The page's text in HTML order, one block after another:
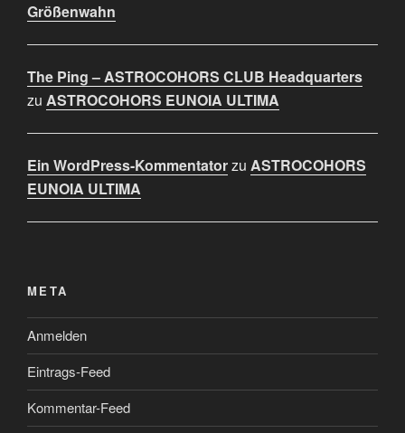
Größenwahn
The Ping – ASTROCOHORS CLUB Headquarters
zu ASTROCOHORS EUNOIA ULTIMA
Ein WordPress-Kommentatorzu ASTROCOHORS
EUNOIA ULTIMA
META
Anmelden
Eintrags-Feed
Kommentar-Feed